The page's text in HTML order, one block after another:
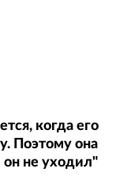
когда его
Поэтому она
он не уходил"